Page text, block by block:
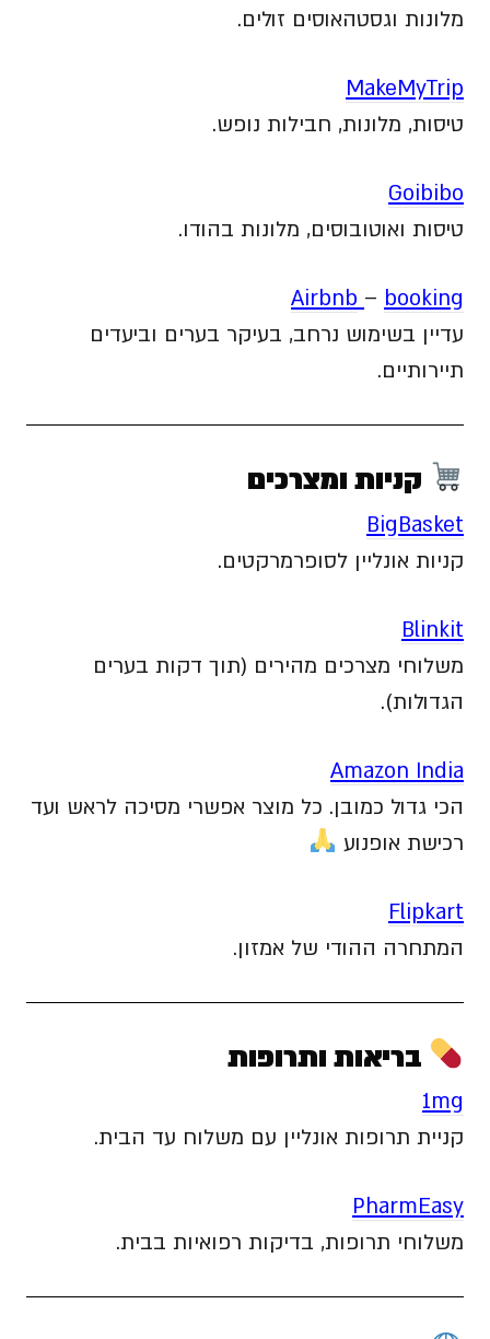
מלונות וגסטהאוסים זולים.
MakeMyTrip
טיסות, מלונות, חבילות נופש.
Goibibo
טיסות ואוטובוסים, מלונות בהודו.
Airbnb – booking
עדיין בשימוש נרחב, בעיקר בערים וביעדים
תיירותיים.
קניות ומצרכים
BigBasket
קניות אונליין לסופרמרקטים.
Blinkit
משלוחי מצרכים מהירים (תוך דקות בערים
הגדולות).
Amazon India
הכי גדול כמובן. כל מוצר אפשרי מסיכה לראש ועד
רכישת אופנוע
Flipkart
המתחרה ההודי של אמזון.
בריאות ותרופות
1mg
קניית תרופות אונליין עם משלוח עד הבית.
PharmEasy
משלוחי תרופות, בדיקות רפואיות בבית.